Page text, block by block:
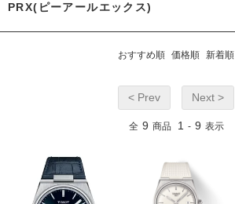
PRX(ピーアールエックス)
おすすめ順 価格順 新着順
< Prev Next >
全 9 商品 1 - 9 表示